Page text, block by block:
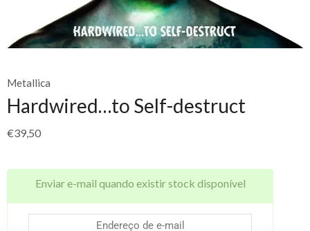
Metallica
Hardwired…to Self-destruct
€39,50
Enviar e-mail quando existir stock disponível